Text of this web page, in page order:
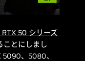
50 シリーズ
ことにしまし
5090、5080、